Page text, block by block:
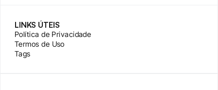
LINKS ÚTEIS
Política de Privacidade
Termos de Uso
Tags